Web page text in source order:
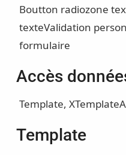
Boutton radiozone
texteValidation
formulaire
Accès
Template, XTemplate
Template